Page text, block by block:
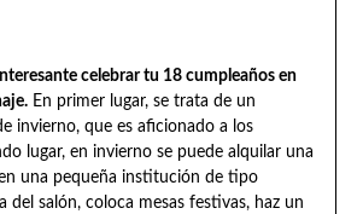
celebrar tu 18 cumpleaños en
En primer lugar, se trata de un
invierno, que es aficionado a los
lugar, en invierno se puede alquilar una
una pequeña institución de tipo
del salón, coloca mesas festivas, haz un